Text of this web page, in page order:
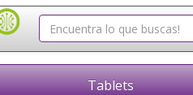
Tablets